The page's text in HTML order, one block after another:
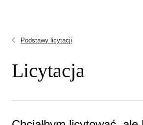
Podstawy licytacji
Licytacja